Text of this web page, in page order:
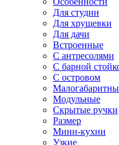
Для студии
Для хрущевки
Для дачи
Встроенные
С антресолями
С барной
С островом
Модульные
Скрытые ручки
Размер
Мини-кухни
Узкие